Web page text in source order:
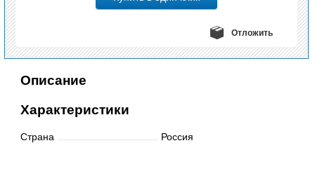
Отложить
Описание
Характеристики
Страна Россия